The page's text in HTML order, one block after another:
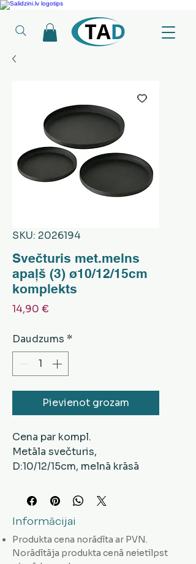
Ledusskapji, Sadzīves tehnika, Smaržas,
SKU: 2026194
Svečturis met.melns
apaļš (3) ø10/12/15cm
komplekts
14,90 €
Daudzums *
Pievienot grozam
Cena par kompl.
Metāla svečturis,
D:10/12/15cm, melnā krāsā
Informācijai
Produkta cena norādīta ar PVN.
Norādītāja produkta cenā neietilpst